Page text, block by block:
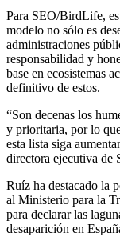
Para SEO/BirdLife,
modelo no sólo es
administraciones
responsabilidad y
base en ecosistemas
definitivo de estos.
“Son decenas los
y prioritaria, por lo
esta lista siga
directora ejecutiva
Ruíz ha destacado la
al Ministerio para la
para declarar las
desaparición en